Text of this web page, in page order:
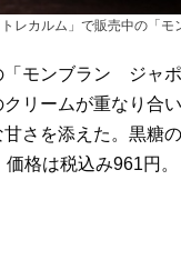
トレカルム」で販売中の「
モンブラン ジャ
リームが重なり合
さを添えた。黒糖
格は税込み961円。